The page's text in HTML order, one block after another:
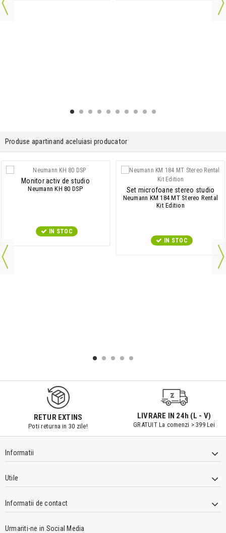
Produse apartinand aceluiasi producator
Monitor activ de studio
Neumann KH 80 DSP
IN STOC
Set microfoane stereo studio
Neumann KM 184 MT Stereo Rental
Kit Edition
IN STOC
RETUR EXTINS
Poti returna in 30 zile!
LIVRARE IN 24h (L - V)
GRATUIT La comenzi > 399 Lei
Informatii
Utile
Informatii de contact
Urmariti-ne in Social Media